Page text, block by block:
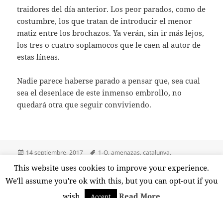
traidores del día anterior. Los peor parados, como de
costumbre, los que tratan de introducir el menor
matiz entre los brochazos. Ya verán, sin ir más lejos,
los tres o cuatro soplamocos que le caen al autor de
estas líneas.
Nadie parece haberse parado a pensar que, sea cual
sea el desenlace de este inmenso embrollo, no
quedará otra que seguir conviviendo.
Publicado
14 septiembre, 2017 Etiquetas
1-O,amenazas,catalunya,
señalamiento,traidores,violencia verbal 1 comentarioen
This website uses cookies to improve your experience.
We'll assume you're ok with this, but you can opt-out if you
wish.
Read More